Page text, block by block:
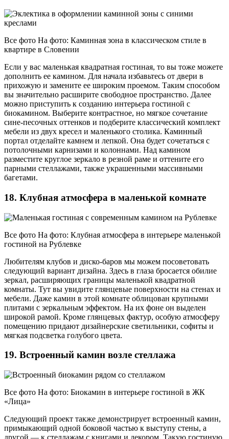
Все фото На фото: Каминная зона в классическом стиле в
квартире в Словении
Если у вас маленькая квадратная гостиная, то вы тоже можете
дополнить ее камином. Для начала избавьтесь от двери в
прихожую и замените ее широким проемом. Таким способом
вы значительно расширите свободное пространство. Далее
можно приступить к созданию интерьера гостиной с
биокамином. Выберите контрастное, но мягкое сочетание
сине-песочных оттенков и подберите классический комплект
мебели из двух кресел и маленького столика. Каминный
портал отделайте камнем и лепкой. Она будет сочетаться с
потолочными карнизами и колоннами. Над камином
разместите круглое зеркало в резной раме и оттените его
парными стеллажами, также украшенными массивными
багетами.
18. Клубная атмосфера в маленькой комнате
Все фото На фото: Клубная атмосфера в интерьере маленькой
гостиной на Рублевке
Любителям клубов и диско-баров мы можем посоветовать
следующий вариант дизайна. Здесь в глаза бросается обилие
зеркал, расширяющих границы маленькой квадратной
комнаты. Тут вы увидите глянцевые поверхности на стенах и
мебели. Даже камин в этой комнате облицован крупными
плитами с зеркальным эффектом. На их фоне он выделен
широкой рамой. Кроме глянцевых фактур, особую атмосферу
помещению придают дизайнерские светильники, софиты и
мягкая подсветка голубого цвета.
19. Встроенный камин возле стеллажа
Все фото На фото: Биокамин в интерьере гостиной в ЖК
«Лица»
Следующий проект также демонстрирует встроенный камин,
примыкающий одной боковой частью к выступу стены, а